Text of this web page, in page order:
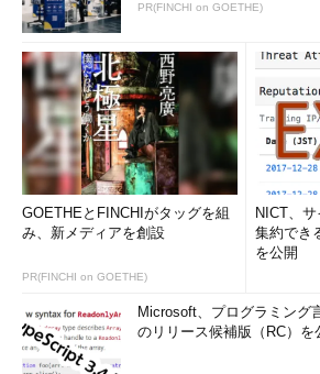
PR(FINCHI on GOETHE)
GOETHEとFINCHIがタッグを組
み、新メディアを創設
PR(FINCHI on GOETHE)
NICT、
集約でき
を公開
Microsoft、プログラミング
のリリース候補版（RC）を